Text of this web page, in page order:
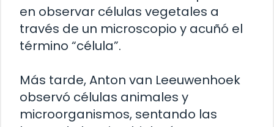
en observar células vegetales a
través de un microscopio y acuñó el
término “célula”.
Más tarde, Anton van Leeuwenhoek
observó células animales y
microorganismos, sentando las